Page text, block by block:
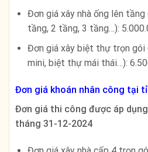
Đơn giá xây nhà ống lên tầng
tầng, 2 tầng, 3 tầng…):
Đơn giá xây biệt thự trọn
mini, biệt thự mái thái…):
Đơn giá khoán nhân công tại
Đơn giá thi công được áp
tháng 31-12-2024